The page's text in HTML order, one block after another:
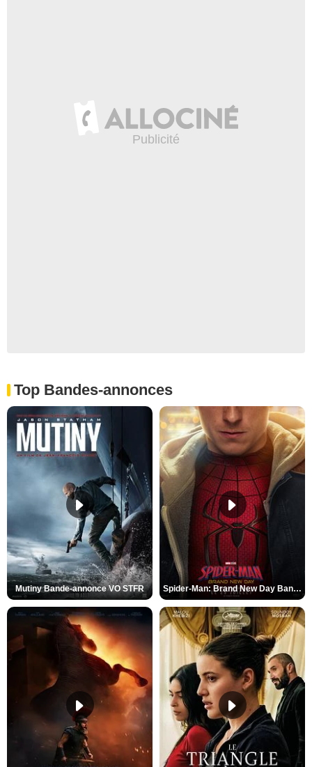
Top Bandes-annonces
Mutiny Bande-annonce VO STFR Spider-Man: Brand New Day Bande-annonce VO STFR